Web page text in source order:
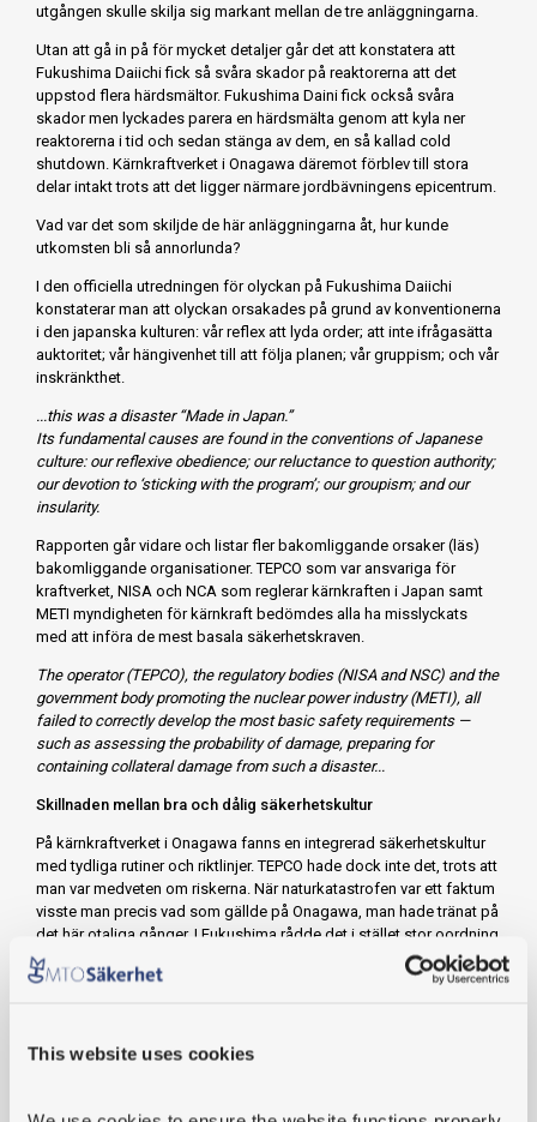
This website uses cookies
utgången skulle skilja sig markant mellan de tre anläggningarna.
Utan att gå in på för mycket detaljer går det att konstatera att
Fukushima Daiichi fick så svåra skador på reaktorerna att det
uppstod flera härdsmältor. Fukushima Daini fick också svåra
skador men lyckades parera en härdsmälta genom att kyla ner
reaktorerna i tid och sedan stänga av dem, en så kallad cold
shutdown. Kärnkraftverket i Onagawa däremot förblev till stora
delar intakt trots att det ligger närmare jordbävningens epicentrum.
Vad var det som skiljde de här anläggningarna åt, hur kunde
utkomsten bli så annorlunda?
I den officiella utredningen för olyckan på Fukushima Daiichi
konstaterar man att olyckan orsakades på grund av konventionerna
i den japanska kulturen: vår reflex att lyda order; att inte ifrågasätta
auktoritet; vår hängivenhet till att följa planen; vår gruppism; och vår
inskränkthet.
...this was a disaster “Made in Japan.”
Its fundamental causes are found in the conventions of Japanese
culture: our reflexive obedience; our reluctance to question authority;
our devotion to ‘sticking with the program’; our groupism; and our
insularity.
Rapporten går vidare och listar fler bakomliggande orsaker (läs)
bakomliggande organisationer. TEPCO som var ansvariga för
kraftverket, NISA och NCA som reglerar kärnkraften i Japan samt
METI myndigheten för kärnkraft bedömdes alla ha misslyckats
med att införa de mest basala säkerhetskraven.
The operator (TEPCO), the regulatory bodies (NISA and NSC) and the
government body promoting the nuclear power industry (METI), all
failed to correctly develop the most basic safety requirements —
such as assessing the probability of damage, preparing for
containing collateral damage from such a disaster...
Skillnaden mellan bra och dålig säkerhetskultur
På kärnkraftverket i Onagawa fanns en integrerad säkerhetskultur
med tydliga rutiner och riktlinjer. TEPCO hade dock inte det, trots att
man var medveten om riskerna. När naturkatastrofen var ett faktum
visste man precis vad som gällde på Onagawa, man hade tränat på
det här otaliga gånger. I Fukushima rådde det i stället stor oordning
på grund av bristen på information och rutiner.
som skulle skydda mot tsunamier, trots att konsensus på den tiden
mycket om hot från jordbävningar men endast ett fåtal